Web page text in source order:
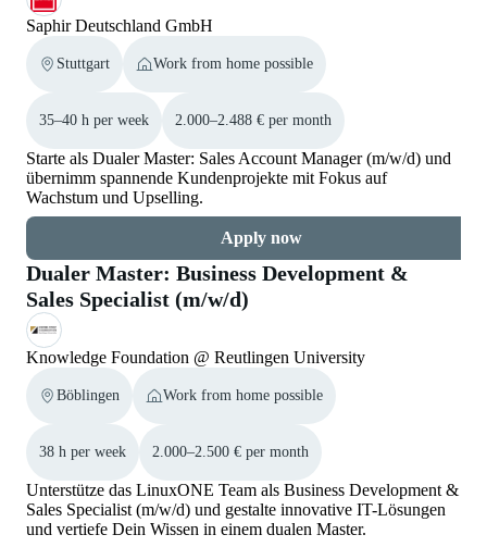
Saphir Deutschland GmbH
Stuttgart Work from home possible
35–40 h per week 2.000–2.488 € per month
Starte als Dualer Master: Sales Account Manager (m/w/d) und
übernimm spannende Kundenprojekte mit Fokus auf
Wachstum und Upselling.
Apply now
Dualer Master: Business Development &
Sales Specialist (m/w/d)
Knowledge Foundation @ Reutlingen University
Böblingen Work from home possible
38 h per week 2.000–2.500 € per month
Unterstütze das LinuxONE Team als Business Development &
Sales Specialist (m/w/d) und gestalte innovative IT-Lösungen
und vertiefe Dein Wissen in einem dualen Master.